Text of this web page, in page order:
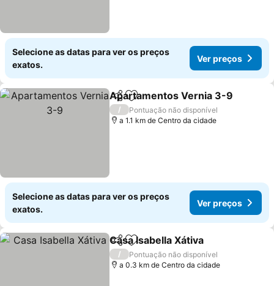
Selecione as datas para ver os preços
exatos.
Ver preços
PartilharAdicionar aos favoritos
Apartamentos Vernia 3-9
/
Pontuação não disponível
a 1.1 km de Centro da cidade
Selecione as datas para ver os preços
exatos.
Ver preços
PartilharAdicionar aos favoritos
Casa Isabella Xátiva
/
Pontuação não disponível
a 0.3 km de Centro da cidade